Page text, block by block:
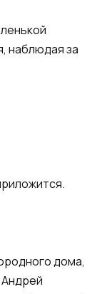
наблюдая за
дома,